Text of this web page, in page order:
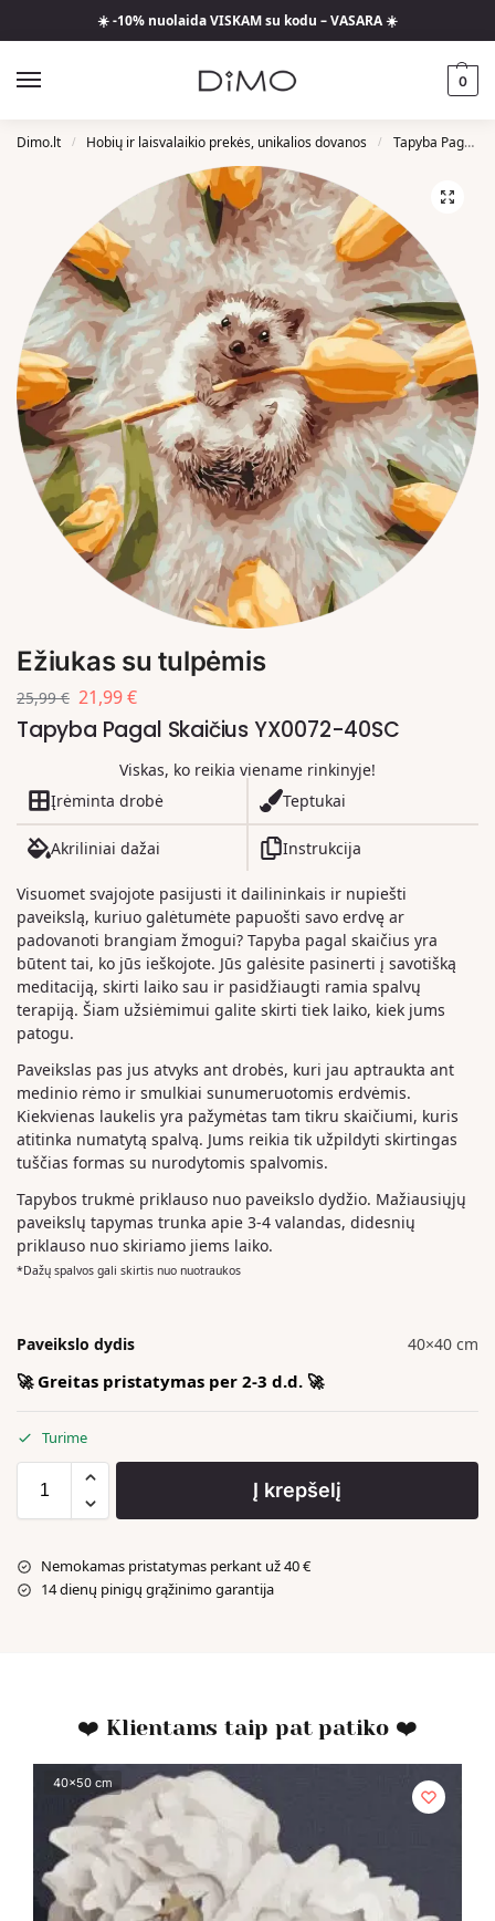
☀️ -10% nuolaida VISKAM su kodu – VASARA ☀️
0
Dimo.lt / Hobių ir laisvalaikio prekės, unikalios dovanos / Tapyba Pagal Skaičius
Ežiukas su tulpėmis
25,99€ 21,99€
Tapyba Pagal Skaičius YX0072-40SC
Viskas, ko reikia viename rinkinyje!
Įrėminta drobė
Teptukai
Akriliniai dažai Instrukcija
Visuomet svajojote pasijusti it dailininkais ir nupiešti
paveikslą, kuriuo galėtumėte papuošti savo erdvę ar
padovanoti brangiam žmogui? Tapyba pagal skaičius yra
būtent tai, ko jūs ieškojote. Jūs galėsite pasinerti į savotišką
meditaciją, skirti laiko sau ir pasidžiaugti ramia spalvų
terapiją. Šiam užsiėmimui galite skirti tiek laiko, kiek jums
patogu.
Paveikslas pas jus atvyks ant drobės, kuri jau aptraukta ant
medinio rėmo ir smulkiai sunumeruotomis erdvėmis.
Kiekvienas laukelis yra pažymėtas tam tikru skaičiumi, kuris
atitinka numatytą spalvą. Jums reikia tik užpildyti skirtingas
tuščias formas su nurodytomis spalvomis.
Tapybos trukmė priklauso nuo paveikslo dydžio. Mažiausiųjų
paveikslų tapymas trunka apie 3-4 valandas, didesnių
priklauso nuo skiriamo jiems laiko.
*Dažų spalvos gali skirtis nuo nuotraukos
Paveikslo dydis 40×40 cm
🚀 Greitas pristatymas per 2-3 d.d. 🚀
Turime
Į krepšelį
Nemokamas pristatymas perkant už 40 €
14 dienų pinigų grąžinimo garantija
❤️ Klientams taip pat patiko ❤️
40x50 cm